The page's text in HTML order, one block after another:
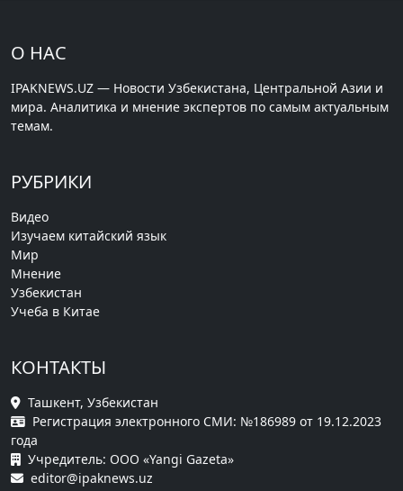
О НАС
IPAKNEWS.UZ — Новости Узбекистана, Центральной Азии и
мира. Аналитика и мнение экспертов по самым актуальным
темам.
РУБРИКИ
Видео
Изучаем китайский язык
Мир
Мнение
Узбекистан
Учеба в Китае
КОНТАКТЫ
Ташкент, Узбекистан
Регистрация электронного СМИ: №186989 от 19.12.2023
года
Учредитель: ООО «Yangi Gazeta»
editor@ipaknews.uz